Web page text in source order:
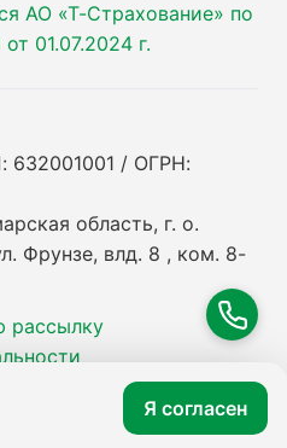
АО «Т-Страхование» по
01.07.2024 г.
632001001 / ОГРН:
область, г. о.
Фрунзе, влд. 8 , ком. 8-
рассылку
Я согласен